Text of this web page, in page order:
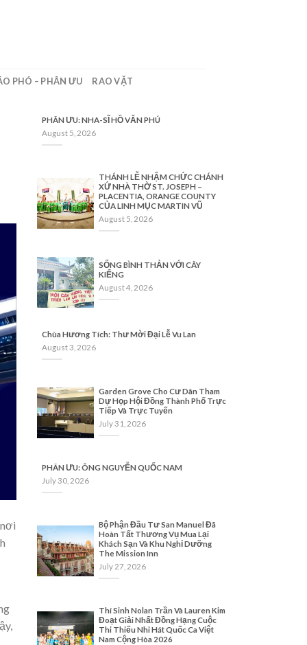
PHÓ – PHÂN ƯU RAO VẶT
PHÂN ƯU: NHA-SĨ HỒ VĂN PHÚ
August 5, 2026
THÁNH LỄ NHẬM CHỨC CHÁNH
XỨ NHÀ THỜ ST. JOSEPH –
PLACENTIA, ORANGE COUNTY
CỦA LINH MỤC MARTIN VŨ
August 5, 2026
SỐNG BÌNH THẢN VỚI CÂY
KIỂNG
August 4, 2026
Chùa Hương Tích: Thư Mời Đại Lễ Vu Lan
August 3, 2026
Garden Grove Cho Cư Dân Tham
Dự Họp Hội Đồng Thành Phố Trực
Tiếp Và Trực Tuyến
July 31, 2026
PHÂN ƯU: ÔNG NGUYỄN QUỐC NAM
July 30, 2026
Bộ Phận Đầu Tư San Manuel Đã
Hoàn Tất Thương Vụ Mua Lại
Khách Sạn Và Khu Nghỉ Dưỡng
The Mission Inn
July 27, 2026
Thí Sinh Nolan Trần Và Lauren Kim
Đoạt Giải Nhất Đồng Hạng Cuộc
Thi Thiếu Nhi Hát Quốc Ca Việt
Nam Cộng Hòa 2026